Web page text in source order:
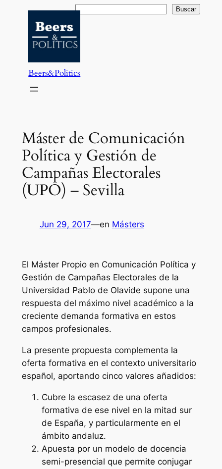
contenido
Buscar Buscar
Beers&Politics
Máster de Comunicación
Política y Gestión de
Campañas Electorales
(UPO) – Sevilla
Jun 29, 2017—en Másters
El Máster Propio en Comunicación Política y
Gestión de Campañas Electorales de la
Universidad Pablo de Olavide supone una
respuesta del máximo nivel académico a la
creciente demanda formativa en estos
campos profesionales.
La presente propuesta complementa la
oferta formativa en el contexto universitario
español, aportando cinco valores añadidos:
Cubre la escasez de una oferta
formativa de ese nivel en la mitad sur
de España, y particularmente en el
ámbito andaluz.
Apuesta por un modelo de docencia
semi-presencial que permite conjugar